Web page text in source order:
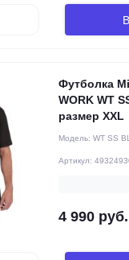
Футболка
WORK WT
размер XXL
Модель: WT SS
Артикул:
4 990 руб.